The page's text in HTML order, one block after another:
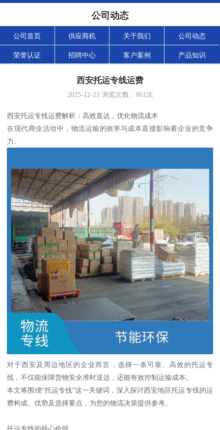
公司动态
公司首页 供应商机 关于我们 公司动态
荣誉认证 招聘中心 客户案例 产品知识
西安托运专线运费
2025-12-23浏览次数： 861次
西安托运专线运费解析：高效直达，优化物流成本
在现代商业活动中，物流运输的效率与成本直接影响着企业的竞争
力。
对于西安及周边地区的企业而言，选择一条可靠、高效的托运专
线，不仅能保障货物安全准时送达，还能有效控制运输成本。
本文将围绕“托运专线”这一关键词，深入探讨西安地区托运专线的运
费构成、优势及选择要点，为您的物流决策提供参考。
托运专线的核心价值